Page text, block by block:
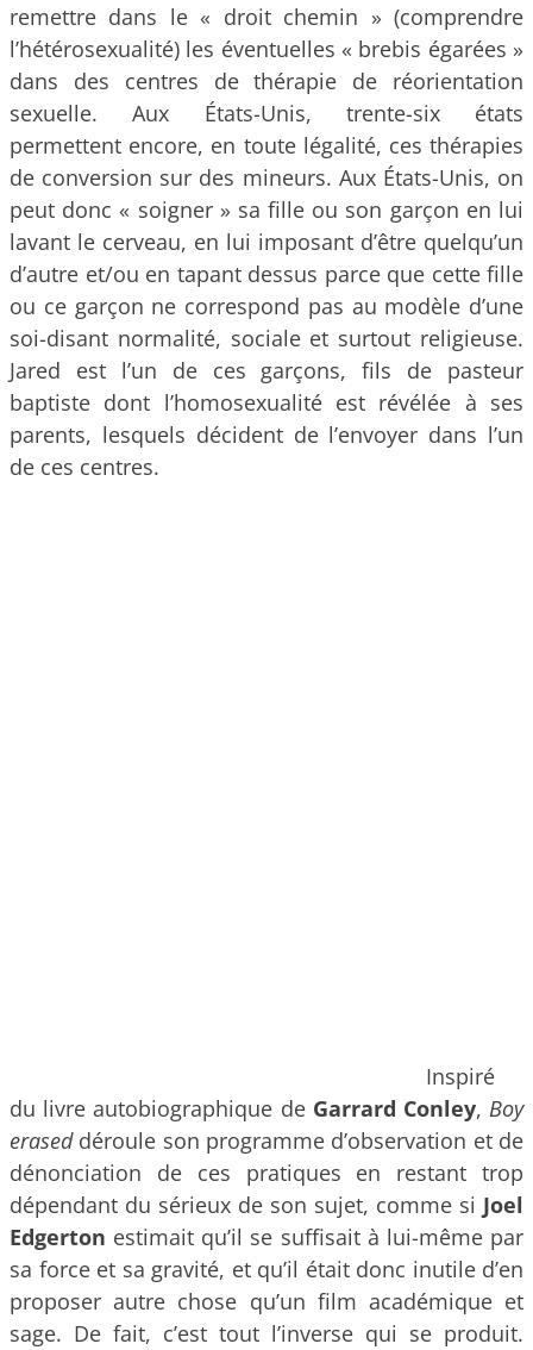
remettre dans le « droit chemin » (comprendre
l’hétérosexualité) les éventuelles « brebis égarées »
dans des centres de thérapie de réorientation
sexuelle. Aux États-Unis, trente-six états
permettent encore, en toute légalité, ces thérapies
de conversion sur des mineurs. Aux États-Unis, on
peut donc « soigner » sa fille ou son garçon en lui
lavant le cerveau, en lui imposant d’être quelqu’un
d’autre et/ou en tapant dessus parce que cette fille
ou ce garçon ne correspond pas au modèle d’une
soi-disant normalité, sociale et surtout religieuse.
Jared est l’un de ces garçons, fils de pasteur
baptiste dont l’homosexualité est révélée à ses
parents, lesquels décident de l’envoyer dans l’un
de ces centres.
Inspiré
du livre autobiographique de Garrard Conley,Boy
eraseddéroule son programme d’observation et de
dénonciation de ces pratiques en restant trop
dépendant du sérieux de son sujet, comme si Joel
Edgerton estimait qu’il se suffisait à lui-même par
sa force et sa gravité, et qu’il était donc inutile d’en
proposer autre chose qu’un film académique et
sage. De fait, c’est tout l’inverse qui se produit.